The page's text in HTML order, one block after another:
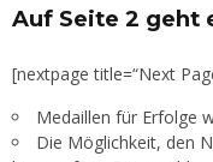
Auf Seite 2 geht
[nextpage title=“Next
Medaillen für Erfolge
Die Möglichkeit, den